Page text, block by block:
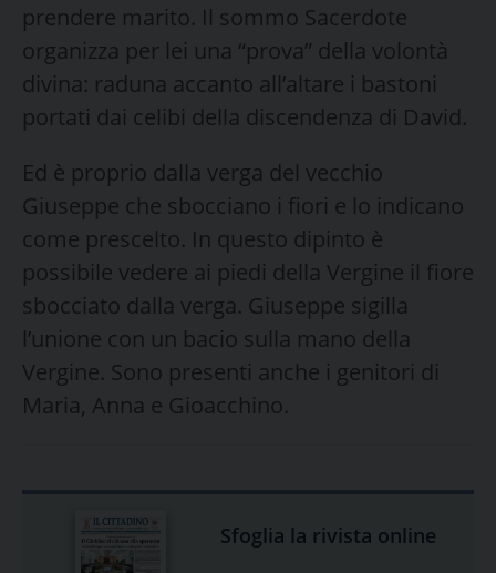
prendere marito. Il sommo Sacerdote
organizza per lei una “prova” della volontà
divina: raduna accanto all’altare i bastoni
portati dai celibi della discendenza di David.
Ed è proprio dalla verga del vecchio
Giuseppe che sbocciano i fiori e lo indicano
come prescelto. In questo dipinto è
possibile vedere ai piedi della Vergine il fiore
sbocciato dalla verga. Giuseppe sigilla
l’unione con un bacio sulla mano della
Vergine. Sono presenti anche i genitori di
Maria, Anna e Gioacchino.
Sfoglia la rivista online